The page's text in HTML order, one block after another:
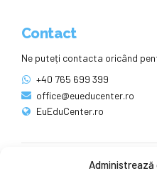
Contact
Ne puteți contacta oricând
+40 765 699 399
office@eueducenter.ro
EuEduCenter.ro